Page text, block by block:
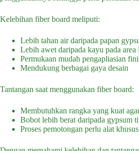
Kelebihan fiber board meliputi:
Lebih tahan air daripada papan
Lebih awet daripada kayu pada area
Permukaan mudah pengapliasian
Mendukung berbagai gaya desain
Tantangan saat menggunakan fiber board:
Membutuhkan rangka yang kuat
Bobot lebih berat daripada gypsum
Proses pemotongan perlu alat